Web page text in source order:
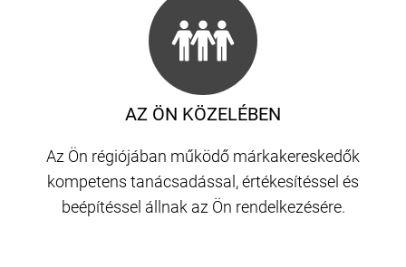
AZ ÖN KÖZELÉBEN
Az Ön régiójában működő márkakereskedők
kompetens tanácsadással, értékesítéssel és
beépítéssel állnak az Ön rendelkezésére.